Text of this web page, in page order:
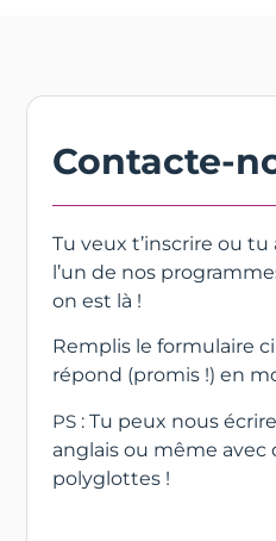
Contacte-
Tu veux t’inscrire ou
l’un de nos
on est là !
Remplis le formulaire
répond (promis !) en
PS: Tu peux nous
anglais ou même avec
polyglottes !